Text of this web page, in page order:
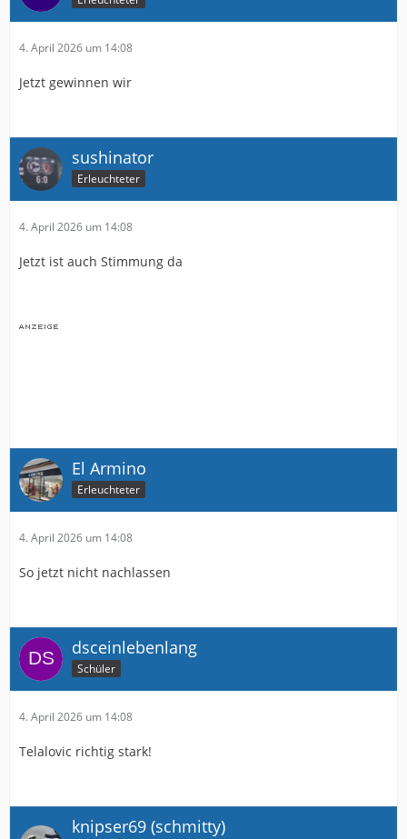
4. April 2026 um 14:08
Jetzt gewinnen wir
sushinator
Erleuchteter
4. April 2026 um 14:08
Jetzt ist auch Stimmung da
El Armino
Erleuchteter
4. April 2026 um 14:08
So jetzt nicht nachlassen
dsceinlebenlang
Schüler
4. April 2026 um 14:08
Telalovic richtig stark!
knipser69 (schmitty)